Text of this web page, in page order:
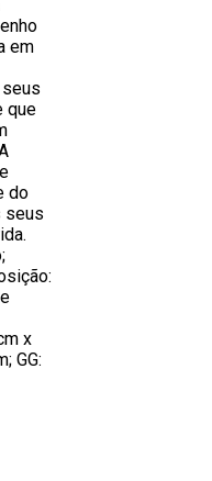
em
que
do
seus
x
GG: